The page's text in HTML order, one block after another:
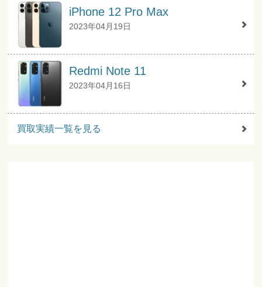
iPhone 12 Pro Max
2023年04月19日
Redmi Note 11
2023年04月16日
買取実績一覧を見る